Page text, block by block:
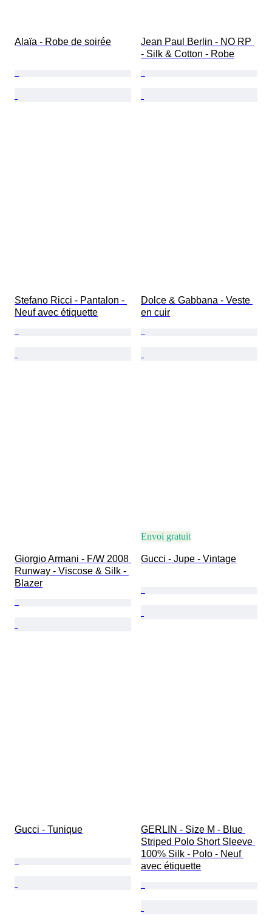
Alaïa - Robe de soirée
Jean Paul Berlin - NO RP
- Silk & Cotton - Robe
Stefano Ricci - Pantalon -
Neuf avec étiquette
Dolce & Gabbana - Veste
en cuir
Giorgio Armani - F/W 2008
Runway - Viscose & Silk -
Blazer
Envoi gratuit
Gucci - Jupe - Vintage
Gucci - Tunique
GERLIN - Size M - Blue
Striped Polo Short Sleeve
100% Silk - Polo - Neuf
avec étiquette